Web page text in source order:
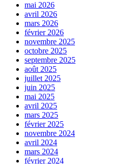
mai 2026
avril 2026
mars 2026
février 2026
novembre 2025
octobre 2025
septembre 2025
août 2025
juillet 2025
juin 2025
mai 2025
avril 2025
mars 2025
février 2025
novembre 2024
avril 2024
mars 2024
février 2024